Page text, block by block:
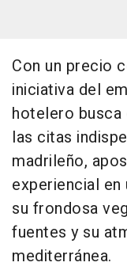
Con un precio
iniciativa del
hotelero
las citas
madrileño,
experiencial
su frondosa
fuentes y su
mediterránea.